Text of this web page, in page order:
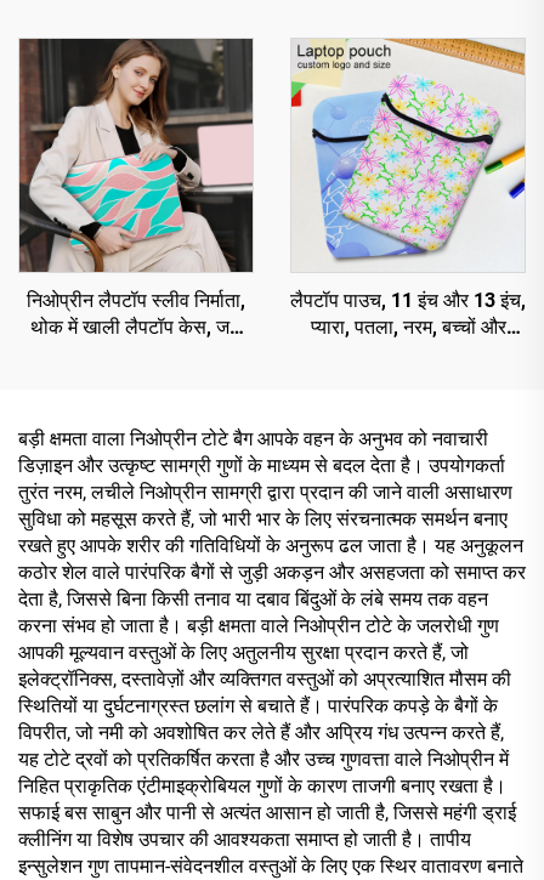
जलरोधक टॉयलेट्री ऑर्गनाइज़र
बैग यात्रा के लिए
होल्डर बाहरी कार्यक्रमों के लिए
निओप्रीन लैपटॉप स्लीव निर्माता,
थोक में खाली लैपटॉप केस, जल
लैपटॉप पाउच, 11 इंच और 13 इंच,
प्यारा, पतला, नरम, बच्चों और
बड़ी क्षमता वाला निओप्रीन टोटे बैग आपके वहन के अनुभव को नवाचारी
डिज़ाइन और उत्कृष्ट सामग्री गुणों के माध्यम से बदल देता है। उपयोगकर्ता
तुरंत नरम, लचीले निओप्रीन सामग्री द्वारा प्रदान की जाने वाली असाधारण
सुविधा को महसूस करते हैं, जो भारी भार के लिए संरचनात्मक समर्थन बनाए
रखते हुए आपके शरीर की गतिविधियों के अनुरूप ढल जाता है। यह अनुकूलन
कठोर शेल वाले पारंपरिक बैगों से जुड़ी अकड़न और असहजता को समाप्त कर
देता है, जिससे बिना किसी तनाव या दबाव बिंदुओं के लंबे समय तक वहन
करना संभव हो जाता है। बड़ी क्षमता वाले निओप्रीन टोटे के जलरोधी गुण
आपकी मूल्यवान वस्तुओं के लिए अतुलनीय सुरक्षा प्रदान करते हैं, जो
इलेक्ट्रॉनिक्स, दस्तावेज़ों और व्यक्तिगत वस्तुओं को अप्रत्याशित मौसम की
स्थितियों या दुर्घटनाग्रस्त छलांग से बचाते हैं। पारंपरिक कपड़े के बैगों के
विपरीत, जो नमी को अवशोषित कर लेते हैं और अप्रिय गंध उत्पन्न करते हैं,
यह टोटे द्रवों को प्रतिकर्षित करता है और उच्च गुणवत्ता वाले निओप्रीन में
निहित प्राकृतिक एंटीमाइक्रोबियल गुणों के कारण ताजगी बनाए रखता है।
सफाई बस साबुन और पानी से अत्यंत आसान हो जाती है, जिससे महंगी ड्राई
क्लीनिंग या विशेष उपचार की आवश्यकता समाप्त हो जाती है। तापीय
इन्सुलेशन गुण तापमान-संवेदनशील वस्तुओं के लिए एक स्थिर वातावरण बनाते